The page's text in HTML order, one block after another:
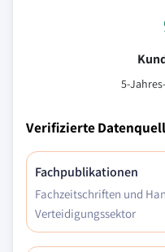
5-
Verifizierte
Fachpublikationen
Fachzeitschriften und
Verteidigungssektor